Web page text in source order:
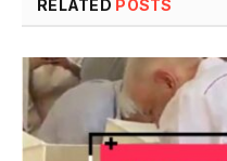
RELATED POSTS